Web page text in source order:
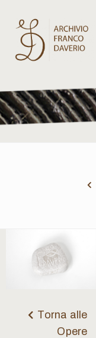
Archivio
Franco
Daverio
Contatti
Torna alle
Opere